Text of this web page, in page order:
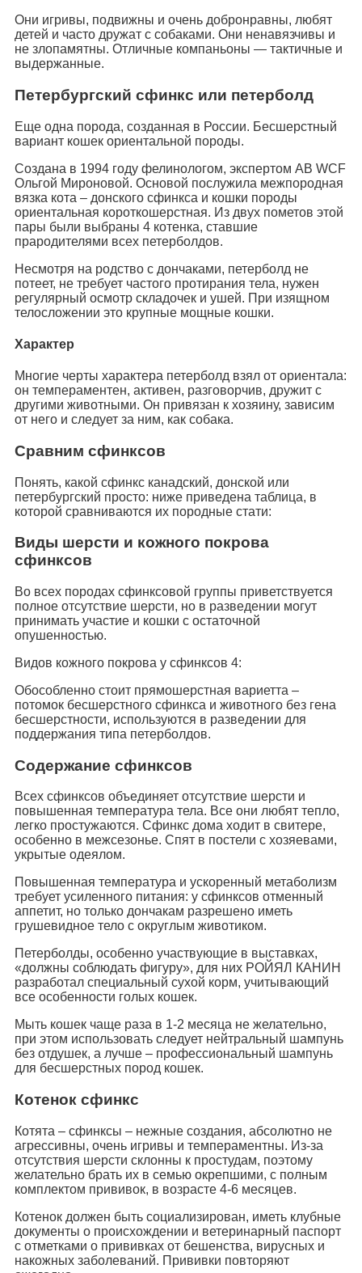
Они игривы, подвижны и очень добронравны, любят
детей и часто дружат с собаками. Они ненавязчивы и
не злопамятны. Отличные компаньоны — тактичные и
выдержанные.
Петербургский сфинкс или петерболд
Еще одна порода, созданная в России. Бесшерстный
вариант кошек ориентальной породы.
Создана в 1994 году фелинологом, экспертом АВ WCF
Ольгой Мироновой. Основой послужила межпородная
вязка кота – донского сфинкса и кошки породы
ориентальная короткошерстная. Из двух пометов этой
пары были выбраны 4 котенка, ставшие
прародителями всех петерболдов.
Несмотря на родство с дончаками, петерболд не
потеет, не требует частого протирания тела, нужен
регулярный осмотр складочек и ушей. При изящном
телосложении это крупные мощные кошки.
Характер
Многие черты характера петерболд взял от ориентала:
он темпераментен, активен, разговорчив, дружит с
другими животными. Он привязан к хозяину, зависим
от него и следует за ним, как собака.
Сравним сфинксов
Понять, какой сфинкс канадский, донской или
петербургский просто: ниже приведена таблица, в
которой сравниваются их породные стати:
Виды шерсти и кожного покрова
сфинксов
Во всех породах сфинксовой группы приветствуется
полное отсутствие шерсти, но в разведении могут
принимать участие и кошки с остаточной
опушенностью.
Видов кожного покрова у сфинксов 4:
Обособленно стоит прямошерстная вариетта –
потомок бесшерстного сфинкса и животного без гена
бесшерстности, используются в разведении для
поддержания типа петерболдов.
Содержание сфинксов
Всех сфинксов объединяет отсутствие шерсти и
повышенная температура тела. Все они любят тепло,
легко простужаются. Сфинкс дома ходит в свитере,
особенно в межсезонье. Спят в постели с хозяевами,
укрытые одеялом.
Повышенная температура и ускоренный метаболизм
требует усиленного питания: у сфинксов отменный
аппетит, но только дончакам разрешено иметь
грушевидное тело с округлым животиком.
Петерболды, особенно участвующие в выставках,
«должны соблюдать фигуру», для них РОЙЯЛ КАНИН
разработал специальный сухой корм, учитывающий
все особенности голых кошек.
Мыть кошек чаще раза в 1-2 месяца не желательно,
при этом использовать следует нейтральный шампунь
без отдушек, а лучше – профессиональный шампунь
для бесшерстных пород кошек.
Котенок сфинкс
Котята – сфинксы – нежные создания, абсолютно не
агрессивны, очень игривы и темпераментны. Из-за
отсутствия шерсти склонны к простудам, поэтому
желательно брать их в семью окрепшими, с полным
комплектом прививок, в возрасте 4-6 месяцев.
Котенок должен быть социализирован, иметь клубные
документы о происхождении и ветеринарный паспорт
с отметками о прививках от бешенства, вирусных и
накожных заболеваний. Прививки повторяют